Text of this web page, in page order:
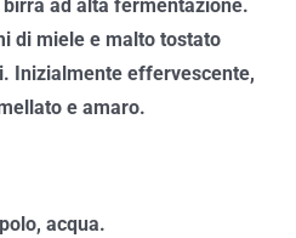
birra ad alta fermentazione.
di miele e malto tostato
Inizialmente effervescente,
e amaro.
acqua.